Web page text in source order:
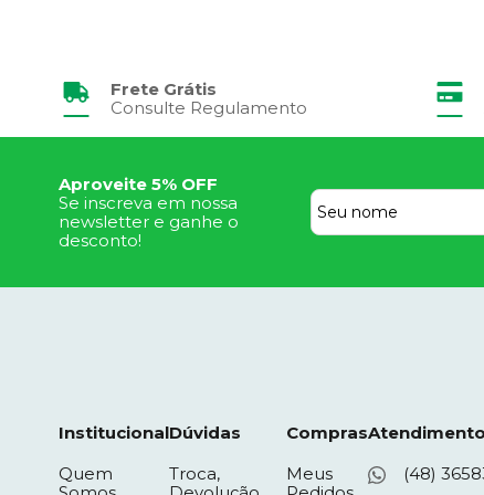
Frete Grátis
Consulte Regulamento
Aproveite 5% OFF
Se inscreva em nossa
newsletter e ganhe o
desconto!
Institucional
Quem
Dúvidas
Troca,
Compras
Meus
Atendimento
(48)